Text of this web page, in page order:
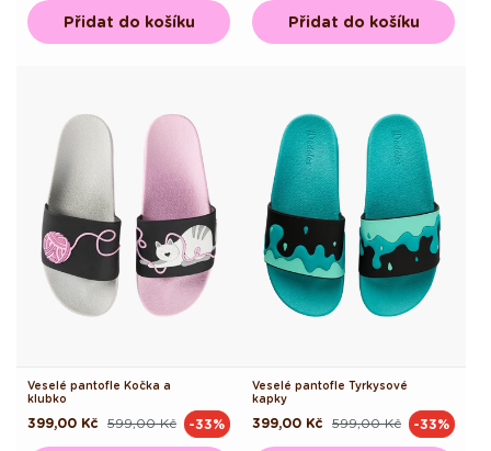
Přidat do košíku Přidat do košíku
Veselé pantofle Kočka a
klubko
Běžná
599,00 Kč
Výprodejová
399,00 Kč -33%
Veselé pantofle Tyrkysové
kapky
Běžná
599,00 Kč
Výprodejová
399,00 Kč -33%